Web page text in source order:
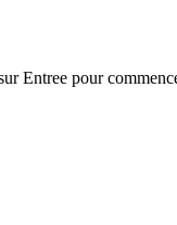
Entree pour